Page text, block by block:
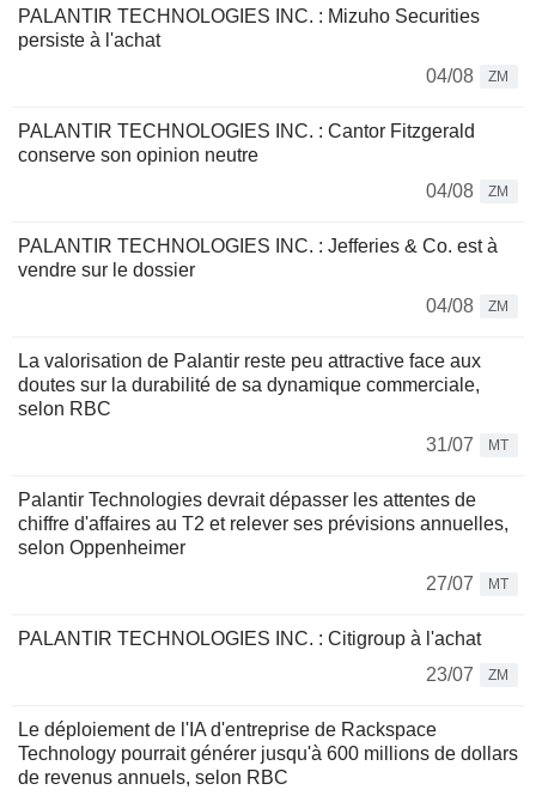
PALANTIR TECHNOLOGIES INC. : Mizuho Securities
persiste à l'achat
04/08
ZM
PALANTIR TECHNOLOGIES INC. : Cantor Fitzgerald
conserve son opinion neutre
04/08
ZM
PALANTIR TECHNOLOGIES INC. : Jefferies & Co. est à
vendre sur le dossier
04/08
ZM
La valorisation de Palantir reste peu attractive face aux
doutes sur la durabilité de sa dynamique commerciale,
selon RBC
31/07
MT
Palantir Technologies devrait dépasser les attentes de
chiffre d'affaires au T2 et relever ses prévisions annuelles,
selon Oppenheimer
27/07
MT
PALANTIR TECHNOLOGIES INC. : Citigroup à l'achat
23/07
ZM
Le déploiement de l'IA d'entreprise de Rackspace
Technology pourrait générer jusqu'à 600 millions de dollars
de revenus annuels, selon RBC